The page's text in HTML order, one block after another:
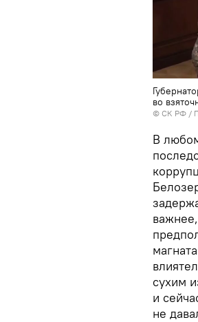
во
© СК РФ /
В
сухим
и
не